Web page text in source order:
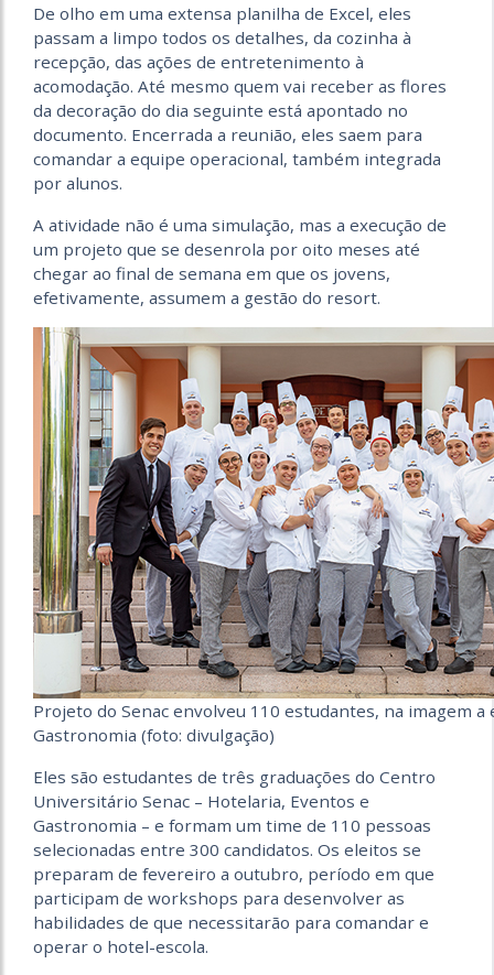
De olho em uma extensa planilha de Excel, eles
passam a limpo todos os detalhes, da cozinha à
recepção, das ações de entretenimento à
acomodação. Até mesmo quem vai receber as flores
da decoração do dia seguinte está apontado no
documento. Encerrada a reunião, eles saem para
comandar a equipe operacional, também integrada
por alunos.
A atividade não é uma simulação, mas a execução de
um projeto que se desenrola por oito meses até
chegar ao final de semana em que os jovens,
efetivamente, assumem a gestão do resort.
Projeto do Senac envolveu 110 estudantes, na imagem a
Gastronomia (foto: divulgação)
Eles são estudantes de três graduações do Centro
Universitário Senac – Hotelaria, Eventos e
Gastronomia – e formam um time de 110 pessoas
selecionadas entre 300 candidatos. Os eleitos se
preparam de fevereiro a outubro, período em que
participam de workshops para desenvolver as
habilidades de que necessitarão para comandar e
operar o hotel-escola.